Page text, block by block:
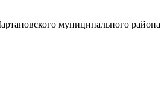
муниципального района